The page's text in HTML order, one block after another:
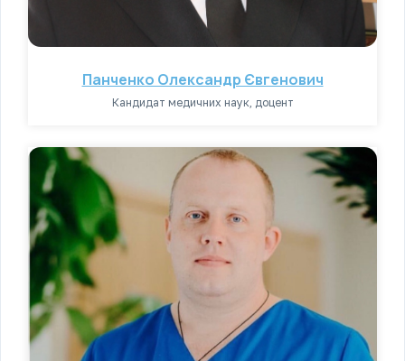
Панченко Олександр Євгенович
Кандидат медичних наук, доцент